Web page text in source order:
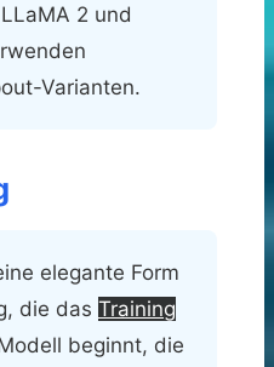
2 und
Varianten.
elegante Form
die das Training
beginnt, die